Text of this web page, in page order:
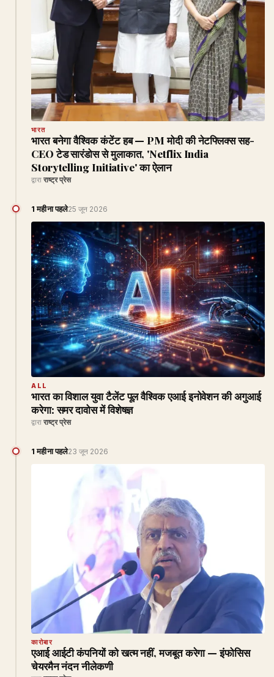
भारत
भारत बनेगा वैश्विक कंटेंट हब — PM मोदी की नेटफ्लिक्स सह-
CEO टेड सारंडोस से मुलाकात, 'Netflix India
Storytelling Initiative' का ऐलान
द्वारा राष्ट्र प्रेस
1 महीना पहले25 जून 2026
ALL
भारत का विशाल युवा टैलेंट पूल वैश्विक एआई इनोवेशन की अगुआई
करेगा: समर दावोस में विशेषज्ञ
द्वारा राष्ट्र प्रेस
1 महीना पहले23 जून 2026
कारोबार
एआई आईटी कंपनियों को खत्म नहीं, मजबूत करेगा — इंफोसिस
चेयरमैन नंदन नीलेकणी